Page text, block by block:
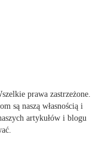
prawa zastrzeżone.
są naszą własnością i
artykułów i blogu